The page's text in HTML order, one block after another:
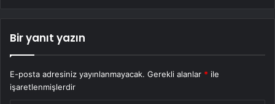
Bir yanıt yazın
E-posta adresiniz yayınlanmayacak. Gerekli alanlar * ile
işaretlenmişlerdir